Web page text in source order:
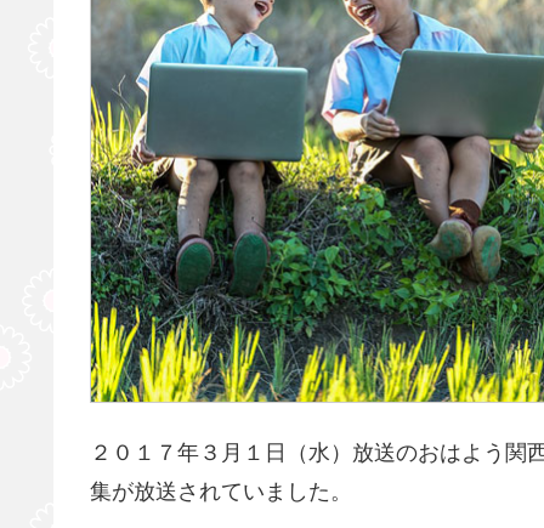
２０１７年３月１日（水）放送のおはよう
集が放送されていました。